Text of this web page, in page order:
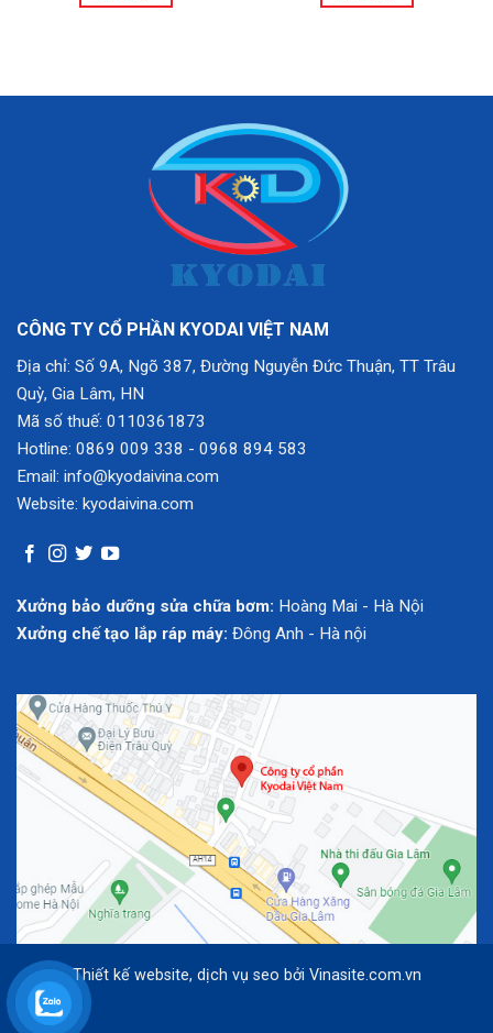
CÔNG TY CỔ PHẦN KYODAI VIỆT NAM
Địa chỉ: Số 9A, Ngõ 387, Đường Nguyễn Đức Thuận, TT Trâu
Quỳ, Gia Lâm, HN
Mã số thuế: 0110361873
Hotline: 0869 009 338 - 0968 894 583
Email: info@kyodaivina.com
Website: kyodaivina.com
Xưởng bảo dưỡng sửa chữa bơm: Hoàng Mai - Hà Nội
Xưởng chế tạo lắp ráp máy: Đông Anh - Hà nội
Thiết kế website, dịch vụ seo bởi Vinasite.com.vn